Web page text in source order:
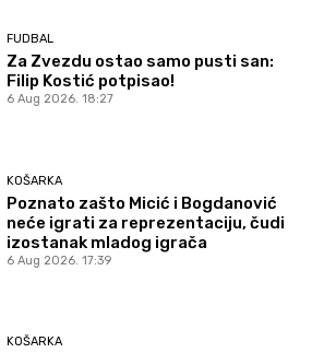
FUDBAL
Za Zvezdu ostao samo pusti san:
Filip Kostić potpisao!
6 Aug 2026. 18:27
KOŠARKA
Poznato zašto Micić i Bogdanović
neće igrati za reprezentaciju, čudi
izostanak mladog igrača
6 Aug 2026. 17:39
KOŠARKA